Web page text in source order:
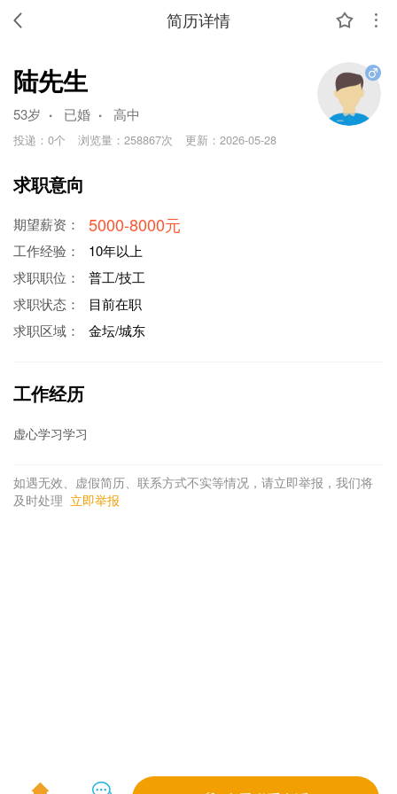
简历详情
陆先生
53岁 . 已婚 . 高中
投递： 0个 浏览量： 258867次 更新： 2026-05-28
求职意向
期望薪资： 5000-8000元
工作经验：
10年以上
求职职位：
普工/技工
求职状态：
目前在职
求职区域：
金坛/城东
工作经历
虚心学习学习
如遇无效、虚假简历、联系方式不实等情况，请立即举报，我们将
及时处理 立即举报